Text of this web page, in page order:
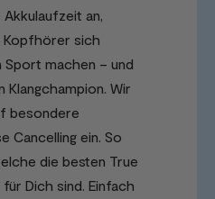
an,
Kopfhörer sich
machen – und
Klangchampion. Wir
besondere
Cancelling ein. So
die besten True
Dich sind. Einfach